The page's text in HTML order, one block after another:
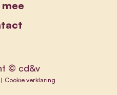
© cd&v
| Cookie verklaring